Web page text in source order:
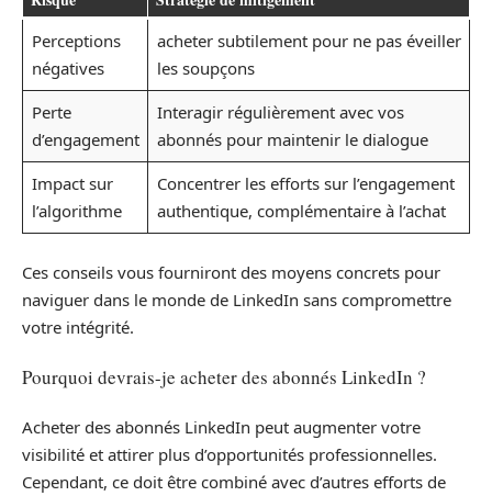
Perceptions
négatives
acheter subtilement pour ne pas éveiller
les soupçons
Perte
d’engagement
Interagir régulièrement avec vos
abonnés pour maintenir le dialogue
Impact sur
l’algorithme
Concentrer les efforts sur l’engagement
authentique, complémentaire à l’achat
Ces conseils vous fourniront des moyens concrets pour
naviguer dans le monde de LinkedIn sans compromettre
votre intégrité.
Pourquoi devrais-je acheter des abonnés LinkedIn ?
Acheter des abonnés LinkedIn peut augmenter votre
visibilité et attirer plus d’opportunités professionnelles.
Cependant, ce doit être combiné avec d’autres efforts de